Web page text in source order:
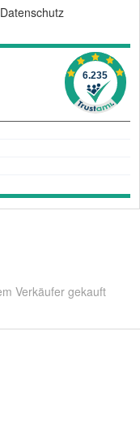
Datenschutz
Verkäufer gekauft